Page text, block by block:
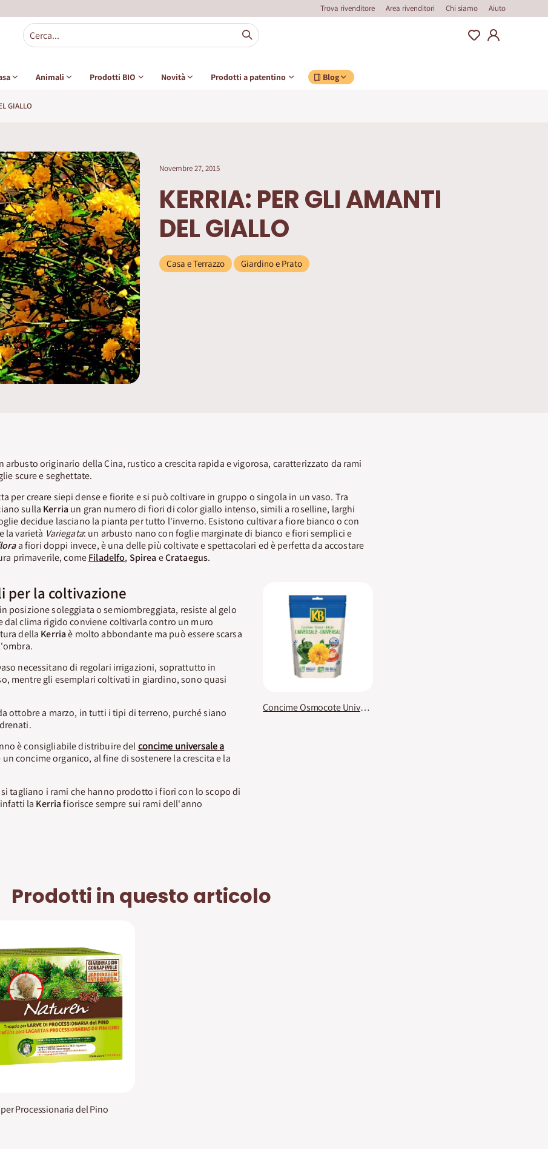
Trova rivenditore Area rivenditori Chi siamo Aiuto
Animali Prodotti BIO Novità Prodotti a patentino Blog
GIALLO
Novembre 27, 2015
KERRIA: PER GLI AMANTI
DEL GIALLO
Casa e Terrazzo Giardino e Prato
arbusto originario della Cina, rustico a crescita rapida e vigorosa, caratterizzato da rami
scure e seghettate.
per creare siepi dense e fiorite e si può coltivare in gruppo o singola in un vaso. Tra
sulla Kerria un gran numero di fiori di color giallo intenso, simili a roselline, larghi
decidue lasciano la pianta per tutto l'inverno. Esistono cultivar a fiore bianco o con
la varietà Variegata: un arbusto nano con foglie marginate di bianco e fiori semplici e
a fiori doppi invece, è una delle più coltivate e spettacolari ed è perfetta da accostare
primaverile, comeFiladelfo, Spirea eCrataegus.
per la coltivazione
posizione soleggiata o semiombreggiata, resiste al gelo
dal clima rigido conviene coltivarla contro un muro
della Kerriaè molto abbondante ma può essere scarsa
necessitano di regolari irrigazioni, soprattutto in
mentre gli esemplari coltivati in giardino, sono quasi
ottobre a marzo, in tutti i tipi di terreno, purché siano
è consigliabile distribuire delconcime universale a
concime organico, al fine di sostenere la crescita e la
tagliano i rami che hanno prodotto i fiori con lo scopo di
la Kerriafiorisce sempre sui rami dell'anno
Concime Osmocote Universale KB
Prodotti in questo articolo
Processionaria del Pino